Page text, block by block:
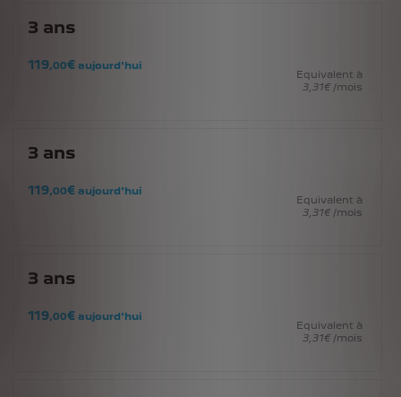
3 ans
119,00€ aujourd'hui
Equivalent à
3,31€ /mois
3 ans
119,00€ aujourd'hui
Equivalent à
3,31€ /mois
3 ans
119,00€ aujourd'hui
Equivalent à
3,31€ /mois